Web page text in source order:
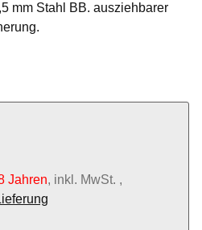
mm Stahl BB. ausziehbarer
Jahren, inkl. MwSt. ,